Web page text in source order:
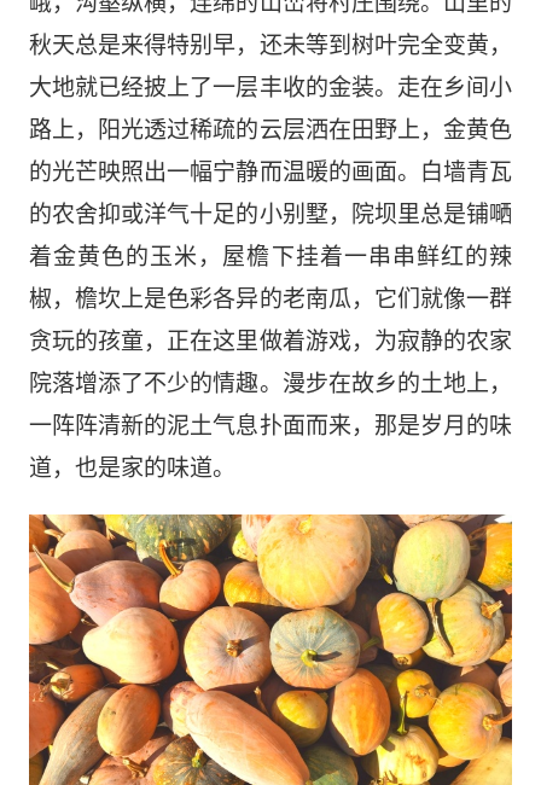
秋天总是来得特别早，还未等到树叶完全变黄，
大地就已经披上了一层丰收的金装。走在乡间小
路上，阳光透过稀疏的云层洒在田野上，金黄色
的光芒映照出一幅宁静而温暖的画面。 白墙青瓦
的农舍抑或洋气十足的小别墅，院坝里总是铺嗮
着金黄色的玉米，屋檐下挂着一串串鲜红的辣
椒，檐坎上是色彩各异的老南瓜，它们就像一群
贪玩的孩童，正在这里做着游戏，为寂静的农家
院落增添了不少的情趣。漫步在故乡的土地上，
一阵阵清新的泥土气息扑面而来，那是岁月的味
道，也是家的味道。